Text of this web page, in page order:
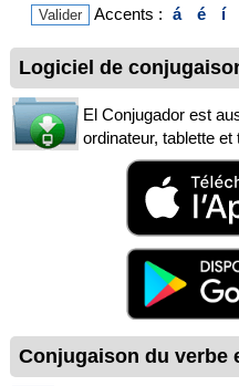
Accents : á é í
Logiciel de
El Conjugador est
ordinateur, tablette et
Conjugaison du verbe